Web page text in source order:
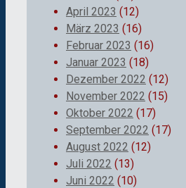
April 2023 (12)
März 2023 (16)
Februar 2023 (16)
Januar 2023 (18)
Dezember 2022 (12)
November 2022 (15)
Oktober 2022 (17)
September 2022 (17)
August 2022 (12)
Juli 2022 (13)
Juni 2022 (10)